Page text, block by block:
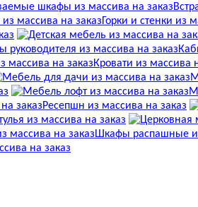
Горки и стенки из
Кровати из массива
Ресепшн из массива на заказ
из массива на заказ
Шкафы распашные
на заказ